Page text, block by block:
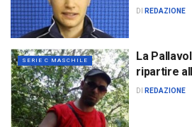
DI REDAZIONE
SERIE C MASCHILE
La
ripartire
DI REDAZIONE